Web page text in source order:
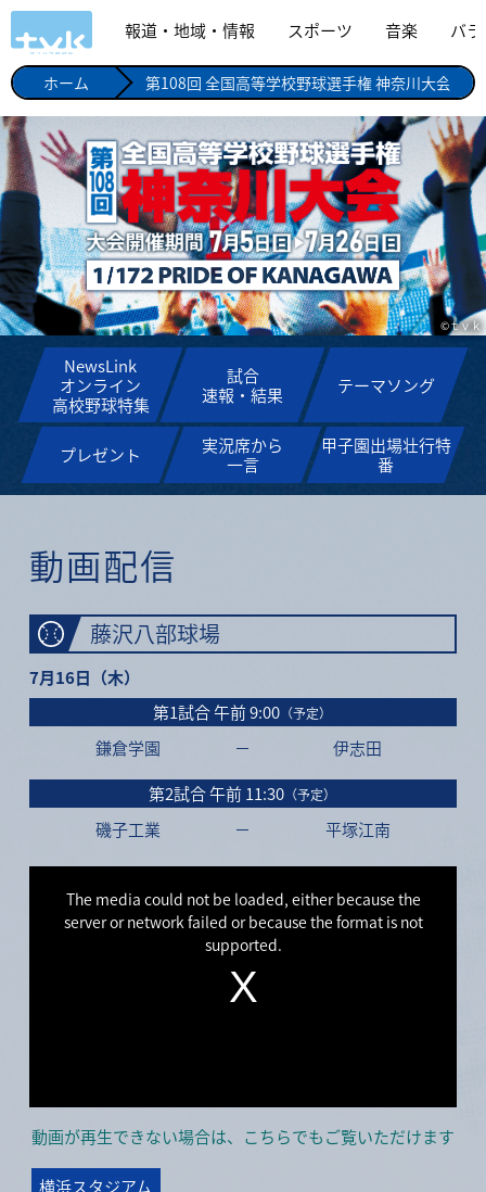
報道・地域・情報 スポーツ 音楽 バ
ホーム 第108回 全国高等学校野球選手権 神奈川大会
©ｔｖｋ
NewsLink
オンライン
高校野球特集
試合
速報・結果
テーマソング
プレゼント
実況席から
一言
甲子園出場壮行特
番
動画配信
藤沢八部球場
7月16日（木）
第1試合午前 9:00 （予定）
鎌倉学園 － 伊志田
第2試合午前 11:30 （予定）
磯子工業 － 平塚江南
This
The media could not be loaded, either because the
server or network failed or because the format is not
supported.
動画が再生できない場合は、こちらでもご覧いただけます
横浜スタジアム